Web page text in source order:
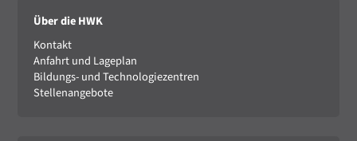
Über die HWK
Kontakt
Anfahrt und Lageplan
Bildungs- und Technologiezentren
Stellenangebote